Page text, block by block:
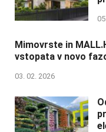
Mimovrste in
vstopata v novo
03. 02. 2026